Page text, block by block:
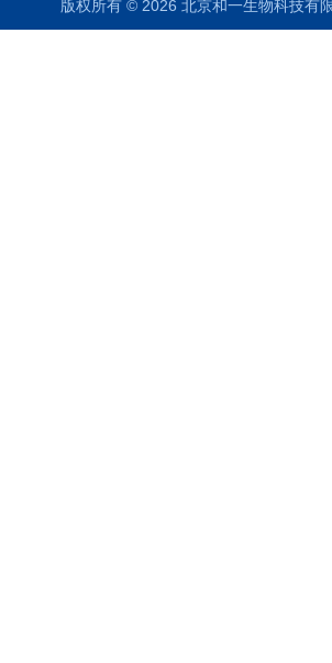
版权所有 © 2026 北京和一生物科技